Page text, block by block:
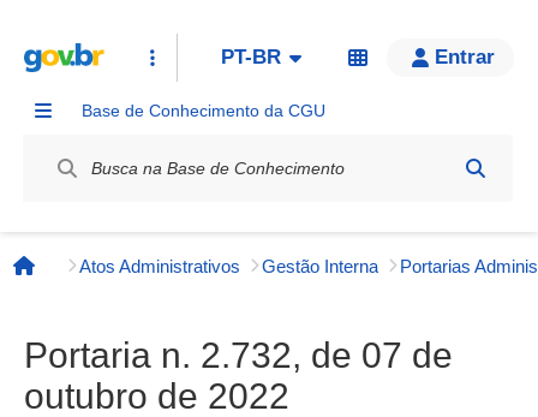
PT-BR Entrar
Base de Conhecimento da CGU
Página inicial
Atos Administrativos Gestão Interna
Portaria n. 2.732, de 07 de
outubro de 2022